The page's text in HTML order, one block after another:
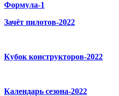
Формула-1
Зачёт пилотов-2022
Кубок конструкторов-2022
Календарь сезона-2022